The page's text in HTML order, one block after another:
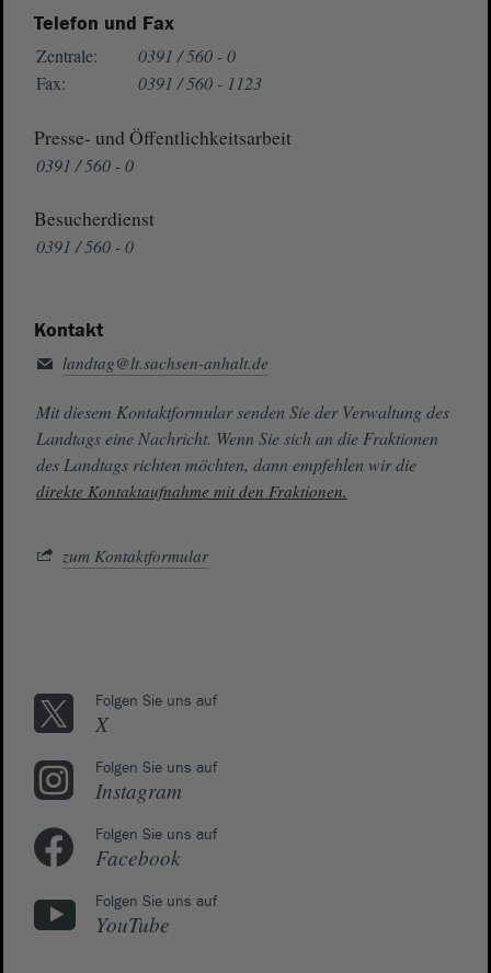
Telefon und Fax
Zentrale:
0391 / 560 - 0
Fax:
0391 / 560 - 1123
Presse- und Öffentlichkeitsarbeit
0391 / 560 - 0
Besucherdienst
0391 / 560 - 0
Kontakt
landtag@lt.sachsen-anhalt.de
Mit diesem Kontaktformular senden Sie der Verwaltung des
Landtags eine Nachricht. Wenn Sie sich an die Fraktionen
des Landtags richten möchten, dann empfehlen wir die
direkte Kontaktaufnahme mit den Fraktionen.
zum Kontaktformular
Folgen Sie uns auf
X
Folgen Sie uns auf
Instagram
Folgen Sie uns auf
Facebook
Folgen Sie uns auf
YouTube